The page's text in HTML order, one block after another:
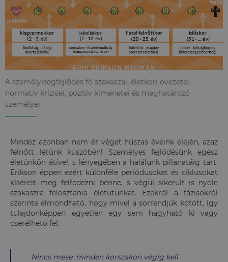
A személyiségfejlődés fő szakaszai, életkori övezetei,
normatív krízisei, pozitív kimenetei és meghatározó
személyei
Mindez azonban nem ér véget húszas éveink elején, azaz
felnőtt létünk küszöbén! Személyes fejlődésünk egész
életünkön átível, s lényegében a halálunk pillanatáig tart.
Erikson éppen ezért különféle periódusokat és ciklusokat
kísérelt meg felfedezni benne, s végül sikerült is nyolc
szakaszra felosztania életutunkat. Ezekről a fázisokról
szerinte elmondható, hogy mivel a sorrendjük kötött, így
tulajdonképpen egyetlen egy sem hagyható ki vagy
cserélhető fel.
Nincs mese: minden korszakon végig kell